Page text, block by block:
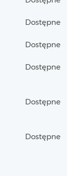
Dostępne
Dostępne
Dostępne
Dostępne
Dostępne